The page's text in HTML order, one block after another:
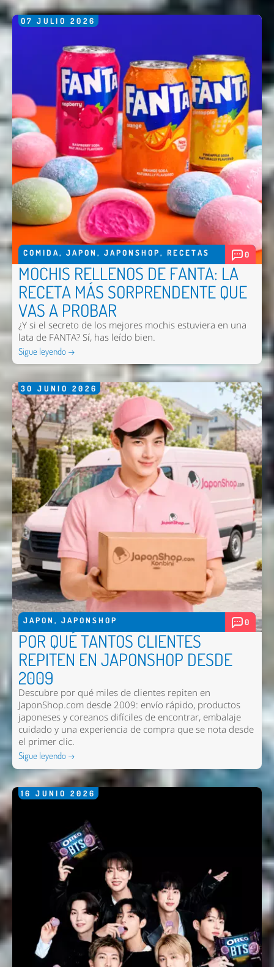
07 JULIO 2026
COMIDA, JAPON , JAPONSHOP, RECETAS 0
MOCHIS RELLENOS DE FANTA: LA
RECETA MÁS SORPRENDENTE QUE
VAS A PROBAR
¿Y si el secreto de los mejores mochis estuviera en una
lata de FANTA? Sí, has leído bien.
Sigue leyendo →
30 JUNIO 2026
JAPON , JAPONSHOP 0
POR QUÉ TANTOS CLIENTES
REPITEN EN JAPONSHOP DESDE
2009
Descubre por qué miles de clientes repiten en
JaponShop.com desde 2009: envío rápido, productos
japoneses y coreanos difíciles de encontrar, embalaje
cuidado y una experiencia de compra que se nota desde
el primer clic.
Sigue leyendo →
16 JUNIO 2026
Email *
Comentario *
Enviar